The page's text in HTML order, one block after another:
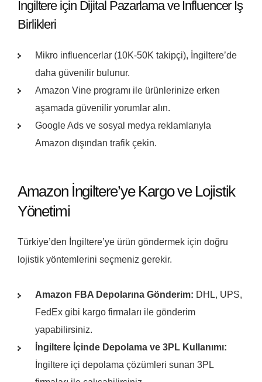
İngiltere için Dijital Pazarlama ve Influencer İş
Birlikleri
Mikro influencerlar (10K-50K takipçi), İngiltere’de
daha güvenilir bulunur.
Amazon Vine programı ile ürünlerinize erken
aşamada güvenilir yorumlar alın.
Google Ads ve sosyal medya reklamlarıyla
Amazon dışından trafik çekin.
Amazon İngiltere’ye Kargo ve Lojistik
Yönetimi
Türkiye’den İngiltere’ye ürün göndermek için doğru
lojistik yöntemlerini seçmeniz gerekir.
Amazon FBA Depolarına Gönderim: DHL, UPS,
FedEx gibi kargo firmaları ile gönderim
yapabilirsiniz.
İngiltere İçinde Depolama ve 3PL Kullanımı:
İngiltere içi depolama çözümleri sunan 3PL